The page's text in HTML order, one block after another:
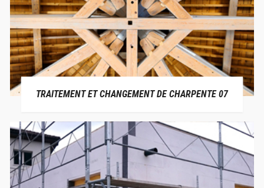
TRAITEMENT ET CHANGEMENT DE CHARPENTE 07